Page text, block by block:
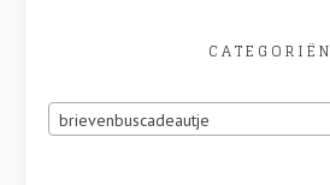
CATEGORIËN
brievenbuscadeautje